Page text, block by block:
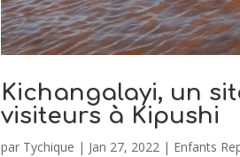
Kichangalayi, un
visiteurs à Kipushi
par Tychique | Jan 27, 2022 | Enfants